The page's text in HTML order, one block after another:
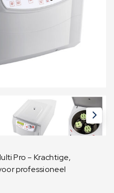
Pro – Krachtige,
professioneel